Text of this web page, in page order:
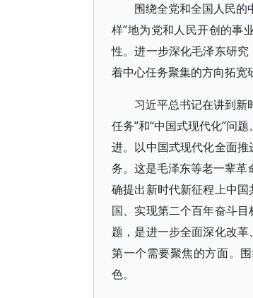
围绕全党和全国人民的
样”地为党和人民开创的事
性。进一步深化毛泽东研
着中心任务聚集的方向拓宽
习近平总书记在讲到新
任务”和“中国式现代化”问
进。以中国式现代化全面
务。这是毛泽东等老一辈革
确提出新时代新征程上中
国、实现第二个百年奋斗
题，是进一步全面深化改
第一个需要聚焦的方面。
色。